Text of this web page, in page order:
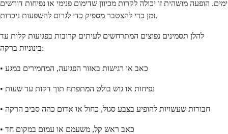
ימים. הופעה מושהית זו יכולה לקרות מכיוון שדימום פנימי או נפיחות דורשים
זמן כדי להצטבר מספיק כדי לגרום להשפעות ניכרות.
להלן תסמינים נפוצים המתרחשים לעיתים קרובות בפגיעות קלות עד
בינוניות ברקה:
• כאב או רגישות באזור הפגיעה, המחמירים במגע
• נפיחות או גוש בולט המתפתח תוך דקות עד שעות
• חבורות שעשויות להופיע בצבע סגול, כחול או אדום כהה סביב הרקה
• כאב ראש קל, משעמם או עמום במקום חד